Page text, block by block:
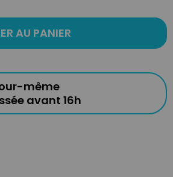
AU PANIER
même
avant 16h